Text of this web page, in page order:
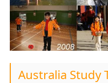
Australia Study